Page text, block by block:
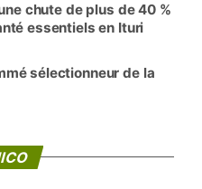
chute de plus de 40 %
essentiels en Ituri
sélectionneur de la